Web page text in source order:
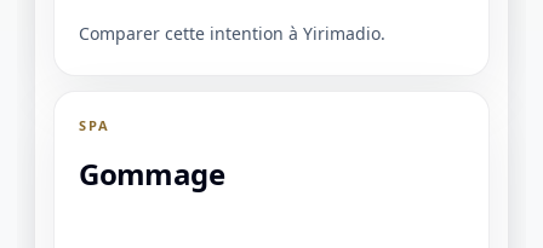
Comparer cette intention à Yirimadio.
SPA
Gommage